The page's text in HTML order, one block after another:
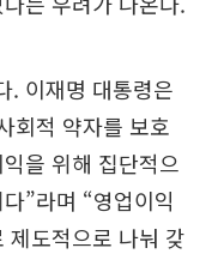
. 이재명 대통령은
회적 약자를 보호
을 위해 집단적으
”라며 “영업이익
제도적으로 나눠 갖